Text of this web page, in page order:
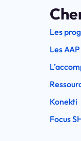
Les
Les AAP
Konekti
Focus